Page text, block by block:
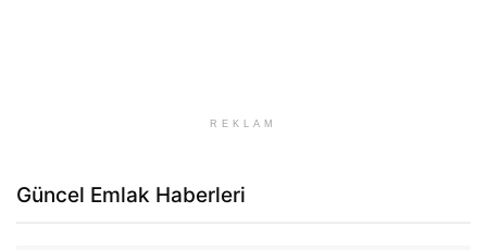
REKLAM
Güncel Emlak Haberleri